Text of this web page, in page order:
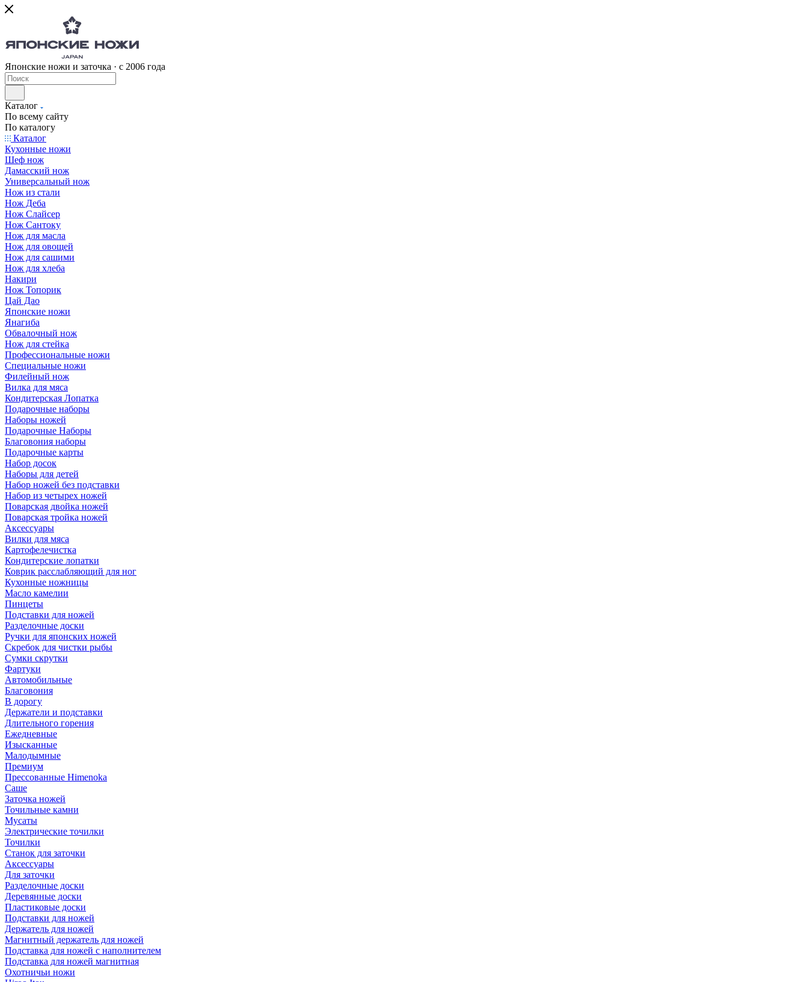
Японские ножи и заточка · с 2006 года
Каталог
По всему сайту
По каталогу
Каталог
Кухонные ножи
Шеф нож
Дамасский нож
Универсальный нож
Нож из стали
Нож Деба
Нож Слайсер
Нож Сантоку
Нож для масла
Нож для овощей
Нож для сашими
Нож для хлеба
Накири
Нож Топорик
Цай Дао
Японские ножи
Янагиба
Обвалочный нож
Нож для стейка
Профессиональные ножи
Специальные ножи
Филейный нож
Вилка для мяса
Кондитерская Лопатка
Подарочные наборы
Наборы ножей
Подарочные Наборы
Благовония наборы
Подарочные карты
Набор досок
Наборы для детей
Набор ножей без подставки
Набор из четырех ножей
Поварская двойка ножей
Поварская тройка ножей
Аксессуары
Вилки для мяса
Картофелечистка
Кондитерские лопатки
Коврик расслабляющий для ног
Кухонные ножницы
Масло камелии
Пинцеты
Подставки для ножей
Разделочные доски
Ручки для японских ножей
Скребок для чистки рыбы
Сумки скрутки
Фартуки
Автомобильные
Благовония
В дорогу
Держатели и подставки
Длительного горения
Ежедневные
Изысканные
Малодымные
Премиум
Прессованные Himenoka
Саше
Заточка ножей
Точильные камни
Мусаты
Электрические точилки
Точилки
Станок для заточки
Аксессуары
Для заточки
Разделочные доски
Деревянные доски
Пластиковые доски
Подставки для ножей
Держатель для ножей
Магнитный держатель для ножей
Подставка для ножей с наполнителем
Подставка для ножей магнитная
Охотничьи ножи